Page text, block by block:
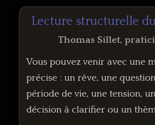
Lecture structurelle
Thomas Sillet,
Vous pouvez venir avec une
précise : un rêve, une
période de vie, une tension,
décision à clarifier ou un